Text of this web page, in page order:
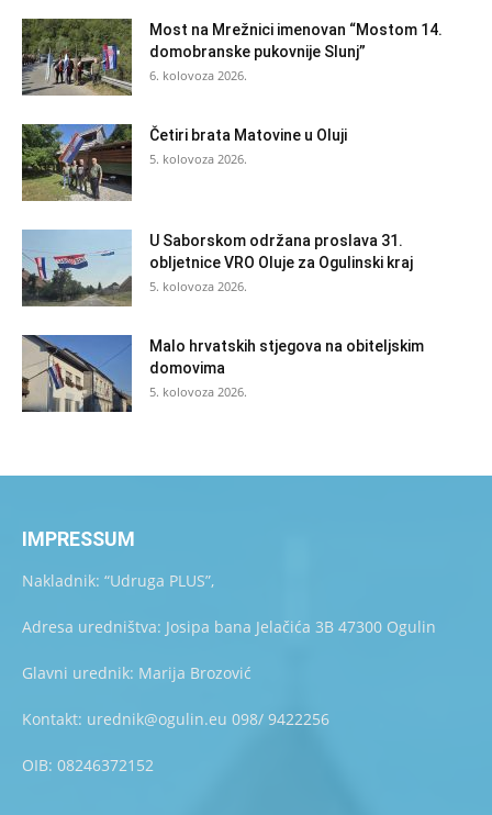
Most na Mrežnici imenovan “Mostom 14.
domobranske pukovnije Slunj”
6. kolovoza 2026.
Četiri brata Matovine u Oluji
5. kolovoza 2026.
U Saborskom održana proslava 31.
obljetnice VRO Oluje za Ogulinski kraj
5. kolovoza 2026.
Malo hrvatskih stjegova na obiteljskim
domovima
5. kolovoza 2026.
IMPRESSUM
Nakladnik: “Udruga PLUS”,
Adresa uredništva: Josipa bana Jelačića 3B 47300 Ogulin
Glavni urednik: Marija Brozović
Kontakt: urednik@ogulin.eu 098/ 9422256
OIB: 08246372152